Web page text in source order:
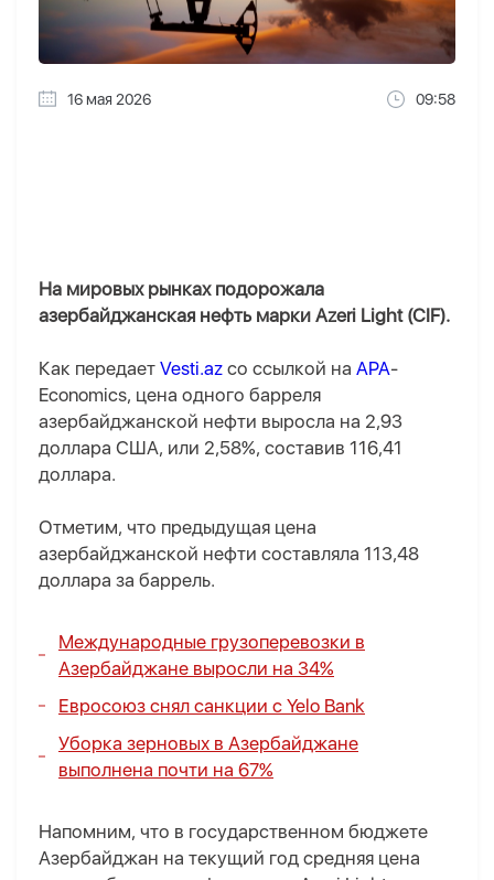
16 мая 2026 09:58
На мировых рынках подорожала
азербайджанская нефть марки Azeri Light (CIF).
Как передает Vesti.az со ссылкой на APA-
Economics, цена одного барреля
азербайджанской нефти выросла на 2,93
доллара США, или 2,58%, составив 116,41
доллара.
Отметим, что предыдущая цена
азербайджанской нефти составляла 113,48
доллара за баррель.
Международные грузоперевозки в
Азербайджане выросли на 34%
Евросоюз снял санкции с Yelo Bank
Уборка зерновых в Азербайджане
выполнена почти на 67%
Напомним, что в государственном бюджете
Азербайджан на текущий год средняя цена